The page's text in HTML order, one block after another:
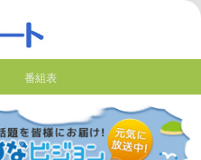
番組表